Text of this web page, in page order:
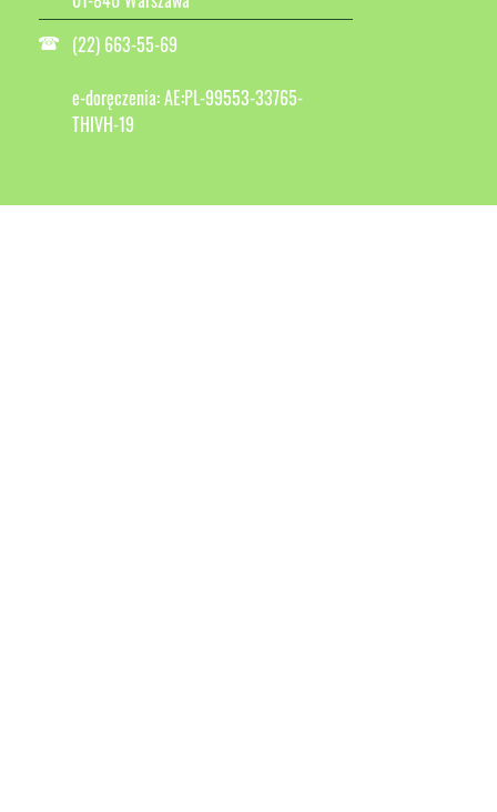
(22) 663-55-69
e-doręczenia: AE:PL-99553-33765-
THIVH-19